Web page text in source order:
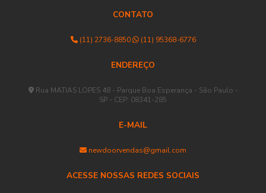
CONTATO
(11) 2736-8850 (11) 95368-6776
ENDEREÇO
Rua MATIAS LOPES 48 - Parque Boa Esperança - São Paulo -
SP - CEP: 08341-285
E-MAIL
newdoorvendas@gmail.com
ACESSE NOSSAS REDES SOCIAIS